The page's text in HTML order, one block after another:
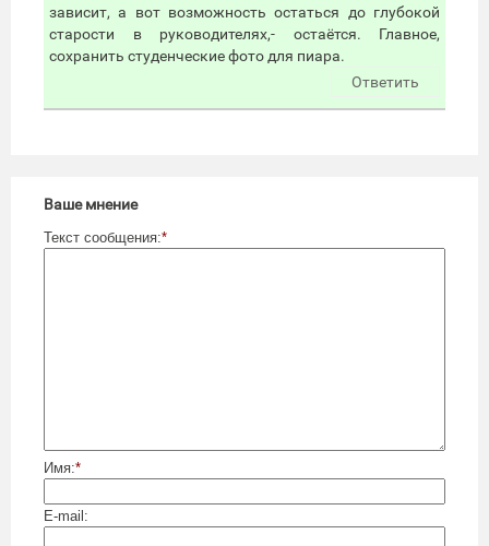
зависит, а вот возможность остаться до глубокой
старости в руководителях,- остаётся. Главное,
сохранить студенческие фото для пиара.
Ответить
Ваше мнение
Текст сообщения:*
Имя:*
E-mail: